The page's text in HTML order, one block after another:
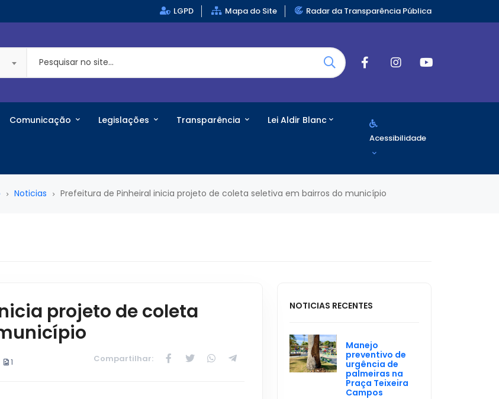
LGPD Mapa do Site Radar da Transparência Pública
Comunicação Legislações Transparência Lei Aldir Blanc
Acessibilidade
Noticias Prefeitura de Pinheiral inicia projeto de coleta seletiva em bairros do município
projeto de coleta
1 Compartilhar:
NOTICIAS RECENTES
Manejo
preventivo de
urgência de
palmeiras na
Praça Teixeira
Campos